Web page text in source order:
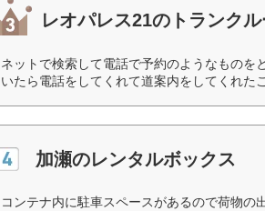
レオパレス21のトランクル
ネットで検索して電話で予約のようなものを
いたら電話をしてくれて道案内をしてくれた
加瀬のレンタルボックス
コンテナ内に駐車スペースがあるので荷物の